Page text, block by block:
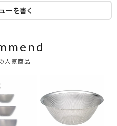
ーを書く
人気商品